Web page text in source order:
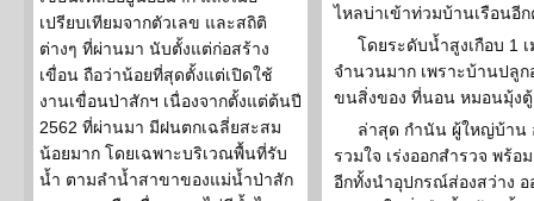
เปรียบเทียมจากตัวเลข และสถิติ
ต่างๆ ที่ผ่านมา นับตั้งแต่ก่อสร้าง
เขื่อน ถือว่าน้อยที่สุดตั้งแต่เปิดใช้
งานเขื่อนป่าสักฯ เนื่องจากตั้งแต่ต้นปี
2562 ที่ผ่านมา มีฝนตกเฉลี่ยสะสม
น้อยมาก โดยเฉพาะบริเวณพื้นที่รับ
น้ำ ตามลำน้ำสาขาของแม่น้ำป่าสัก
ไหลบ่าเข้าท่วมบ้านเรือนอีก
โดยระดับน้ำสูงเกือบ 1
จำนวนมาก เพราะบ้านปลู
ขนสิ่งของ ที่นอน หมอนมุ้งตู้
ล่าสุด กำนัน ผู้ใหญ่บ้าน
รวมใจ เร่งออกสำรวจ พร้
อีกทั้งนำอุปกรณ์ส่องสว่าง อ